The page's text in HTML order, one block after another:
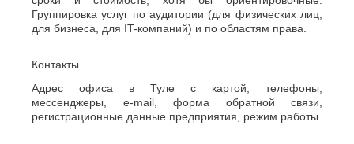
Группировка услуг по аудитории (для физических лиц,
для бизнеса, для IT-компаний) и по областям права.
Контакты
Адрес офиса в Туле с картой, телефоны,
мессенджеры, e-mail, форма обратной связи,
регистрационные данные предприятия, режим работы.